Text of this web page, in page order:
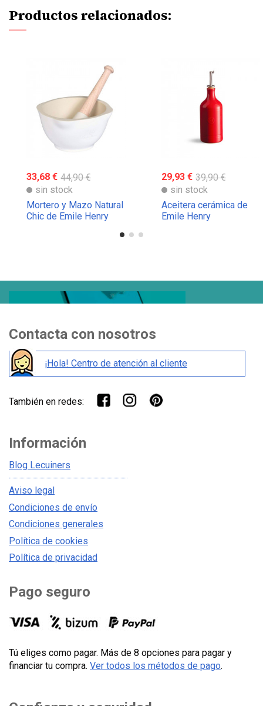
Productos relacionados:
33,68 € 44,90 €
sin stock
Mortero y Mazo Natural
Chic de Emile Henry
29,93 € 39,90 €
sin stock
Aceitera cerámica de
Emile Henry
Contacta con nosotros
¡Hola! Centro de atención al cliente
También en redes:
Información
Blog Lecuiners
Aviso legal
Condiciones de envío
Condiciones generales
Política de cookies
Política de privacidad
Pago seguro
Tú eliges como pagar. Más de 8 opciones para pagar y
financiar tu compra. Ver todos los métodos de pago.